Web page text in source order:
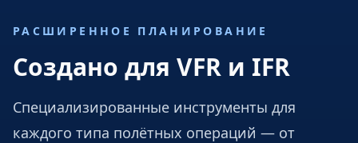
РАСШИРЕННОЕ ПЛАНИРОВАНИЕ
Создано для VFR и IFR
Специализированные инструменты для
каждого типа полётных операций — от